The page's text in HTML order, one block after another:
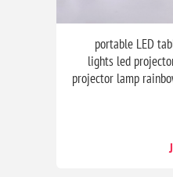
portable LED
lights led
projector lamp